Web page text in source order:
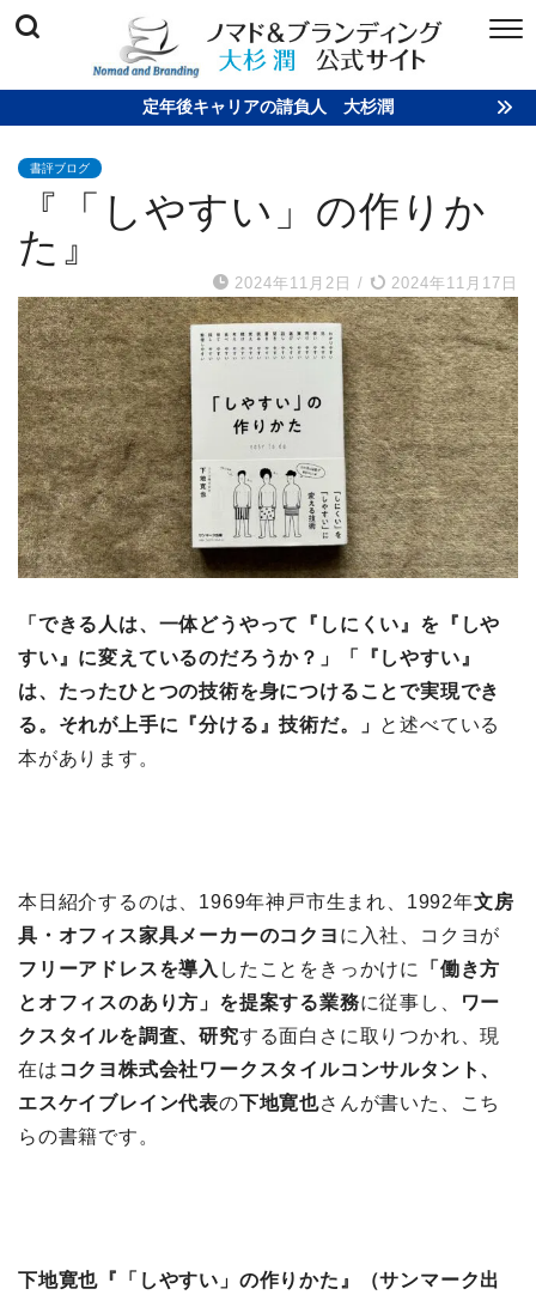
定年後キャリアの請負人 大杉潤
書評ブログ
『「しやすい」の作りか
た』
2024年11月2日 / 2024年11月17日
「できる人は、一体どうやって『しにくい』を『しや
すい』に変えているのだろうか？」「『しやすい』
は、たったひとつの技術を身につけることで実現でき
る。それが上手に『分ける』技術だ。」 と述べている
本があります。
本日紹介するのは、1969年神戸市生まれ、1992年文房
具・オフィス家具メーカーのコクヨ に入社、コクヨが
フリーアドレスを導入 したことをきっかけに
「働き方
とオフィスのあり方」を提案する業務に従事し、
ワー
クスタイルを調査、研究する面白さに取りつかれ、現
在は コクヨ株式会社ワークスタイルコンサルタント、
エスケイブレイン代表の下地寛也さんが書いた、こち
らの書籍です。
下地寛也『「しやすい」の作りかた』（サンマーク出